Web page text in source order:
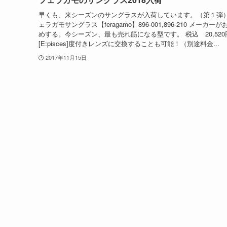
早くも、来シーズンのサングラスが入荷しています。（第１弾
ェラガモサングラス【feragamo】896-001,896-210 メーカーが
めする。今シーズン、最も売れ筋になる型です。 税込 20,520
[E:pisces]度付きレンズに交換することも可能！（別途料金...
2017年11月15日